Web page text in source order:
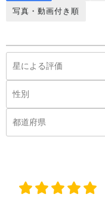
写真・動画付き順